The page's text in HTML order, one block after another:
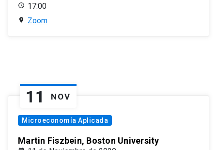
17:00
Zoom
11 NOV
Microeconomía Aplicada
Martin Fiszbein, Boston University